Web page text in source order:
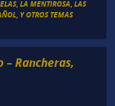
, LA MENTIROSA LAS
, Y OTROS TEMAS
– Rancheras,